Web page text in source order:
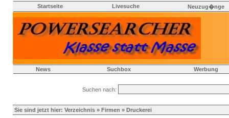
Startseite Livesuche Neuzug�nge
News Suchbox Werbung
Suchen nach:
Sie sind jetzt hier: Verzeichnis » Firmen » Druckerei